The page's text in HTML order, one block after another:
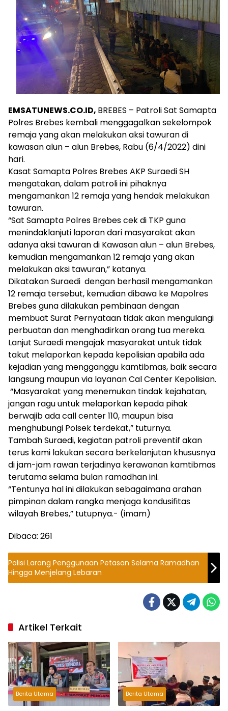
EMSATUNEWS.CO.ID, BREBES – Patroli Sat Samapta
Polres Brebes kembali menggagalkan sekelompok
remaja yang akan melakukan aksi tawuran di
kawasan alun – alun Brebes, Rabu (6/4/2022) dini
hari.
Kasat Samapta Polres Brebes AKP Suraedi SH
mengatakan, dalam patroli ini pihaknya
mengamankan 12 remaja yang hendak melakukan
tawuran.
“Sat Samapta Polres Brebes cek di TKP guna
menindaklanjuti laporan dari masyarakat akan
adanya aksi tawuran di Kawasan alun – alun Brebes,
kemudian mengamankan 12 remaja yang akan
melakukan aksi tawuran,” katanya.
Dikatakan Suraedi dengan berhasil mengamankan
12 remaja tersebut, kemudian dibawa ke Mapolres
Brebes guna dilakukan pembinaan dengan
membuat Surat Pernyataan tidak akan mengulangi
perbuatan dan menghadirkan orang tua mereka.
Lanjut Suraedi mengajak masyarakat untuk tidak
takut melaporkan kepada kepolisian apabila ada
kejadian yang mengganggu kamtibmas, baik secara
langsung maupun via layanan Cal Center Kepolisian.
“Masyarakat yang menemukan tindak kejahatan,
jangan ragu untuk melaporkan kepada pihak
berwajib ada call center 110, maupun bisa
menghubungi Polsek terdekat,” tuturnya.
Tambah Suraedi, kegiatan patroli preventif akan
terus kami lakukan secara berkelanjutan khususnya
di jam-jam rawan terjadinya kerawanan kamtibmas
terutama selama bulan ramadhan ini.
“Tentunya hal ini dilakukan sebagaimana arahan
pimpinan dalam rangka menjaga kondusifitas
wilayah Brebes,” tutupnya.- (imam)
Dibaca: 261
Polisi Larang Penggunaan Petasan Selama Ramadhan
Hingga Menjelang Lebaran
Artikel Terkait
Berita Utama Berita Utama